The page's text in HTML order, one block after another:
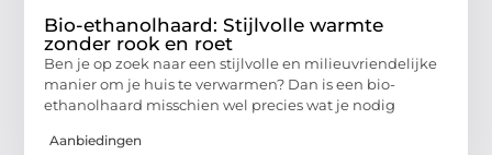
Bio-ethanolhaard: Stijlvolle warmte
zonder rook en roet
Ben je op zoek naar een stijlvolle en milieuvriendelijke
manier om je huis te verwarmen? Dan is een bio-
ethanolhaard misschien wel precies wat je nodig
Aanbiedingen